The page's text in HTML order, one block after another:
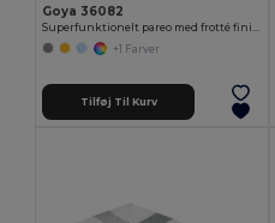
Goya 36082
Superfunktionelt pareo med frotté finish MAUI
+1 Farver
Tilføj Til Kurv